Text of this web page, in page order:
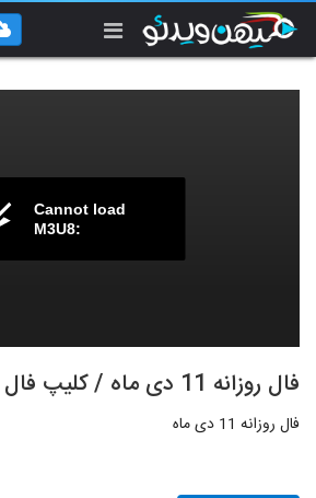
Cannot load
M3U8:
فال روزانه 11 دی ماه / کلیپ فال
فال روزانه 11 دی ماه